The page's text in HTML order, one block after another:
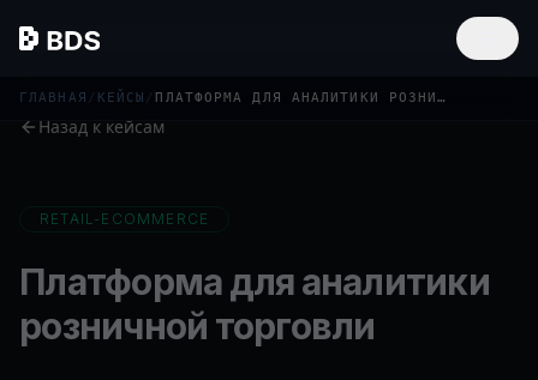
ГЛАВНАЯ / КЕЙСЫ / ПЛАТФОРМА ДЛЯ АНАЛИТИКИ РОЗНИЧНОЙ ТОРГОВЛИ
Назад к кейсам
RETAIL-ECOMMERCE
Платформа для аналитики
розничной торговли